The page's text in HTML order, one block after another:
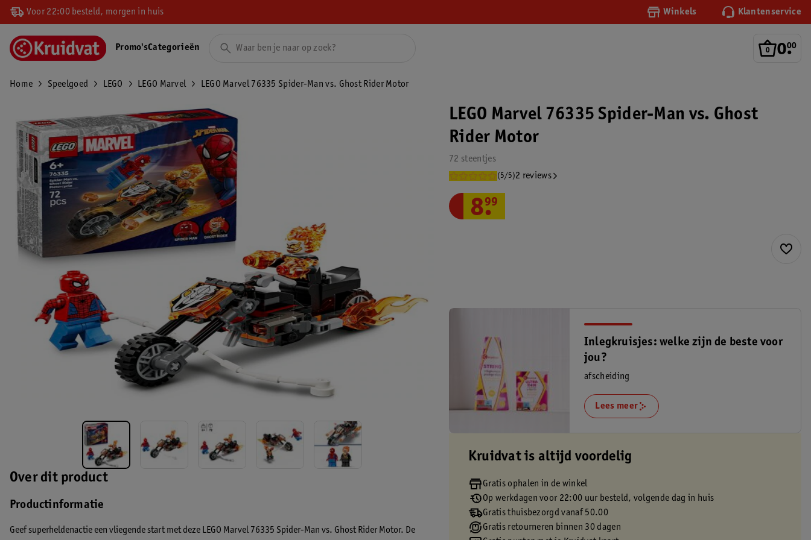
Voor 22:00 besteld, morgen in huis Winkels Klantenservice
0.
00
Promo'sCategorieën
Home Speelgoed LEGO LEGO Marvel LEGO Marvel 76335 Spider-Man vs. Ghost Rider Motor
Over dit product
Productinformatie
Geef superheldenactie een vliegende start met deze LEGO Marvel 76335 Spider-Man vs. Ghost Rider Motor. De
LEGO Marvel 76335 Spider-Man vs. Ghost
Rider Motor
72 steentjes
(5/5)2 reviews
8.
99
Inlegkruisjes: welke zijn de beste voor
jou?
afscheiding
Lees meer
Kruidvat is altijd voordelig
Gratis ophalen in de winkel
Op werkdagen voor 22:00 uur besteld, volgende dag in huis
Gratis thuisbezorgd vanaf 50.00
Gratis retourneren binnen 30 dagen